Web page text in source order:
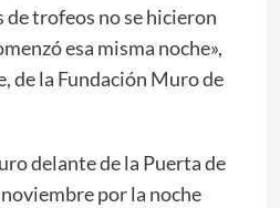
trofeos no se hicieron
esa misma noche»,
de la Fundación Muro de
delante de la Puerta de
por la noche